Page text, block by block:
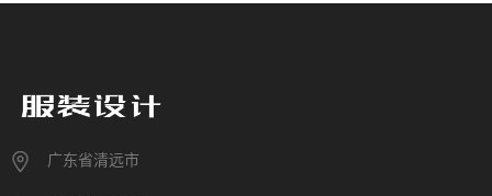
广东省清远市